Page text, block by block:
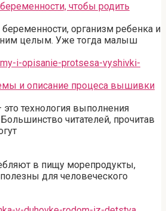
чтобы родить
организм ребенка и
целым. Уже тогда малыш
и описание процеса вышивки
технология выполнения
читателей, прочитав
в пищу морепродукты,
для человеческого